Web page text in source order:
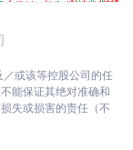
或该等控股公司的任
能保证其绝对准确和
失或损害的责任（不